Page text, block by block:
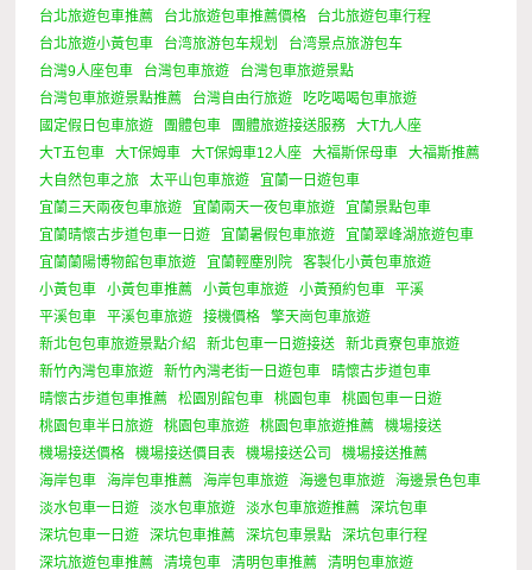
台北旅遊包車推薦
台北旅遊包車推薦價格
台北旅遊包車行程
台北旅遊小黃包車
台湾旅游包车规划
台湾景点旅游包车
台灣9人座包車
台灣包車旅遊
台灣包車旅遊景點
台灣包車旅遊景點推薦
台灣自由行旅遊
吃吃喝喝包車旅遊
國定假日包車旅遊
團體包車 團體旅遊接送服務
大T九人座
大T五包車
大T保姆車 大T保姆車12人座 大福斯保母車
大福斯推薦
大自然包車之旅
太平山包車旅遊
宜蘭一日遊包車
宜蘭三天兩夜包車旅遊
宜蘭兩天一夜包車旅遊
宜蘭景點包車
宜蘭晴懷古步道包車一日遊
宜蘭暑假包車旅遊
宜蘭翠峰湖旅遊包車
宜蘭蘭陽博物館包車旅遊
宜蘭輕塵別院
客製化小黃包車旅遊
小黃包車
小黃包車推薦 小黃包車旅遊 小黃預約包車
平溪
平溪包車
平溪包車旅遊 接機價格
擎天崗包車旅遊
新北包包車旅遊景點介紹
新北包車一日遊接送
新北貢寮包車旅遊
新竹內灣包車旅遊
新竹內灣老街一日遊包車
晴懷古步道包車
晴懷古步道包車推薦
松園別館包車 桃園包車
桃園包車一日遊
桃園包車半日旅遊
桃園包車旅遊 桃園包車旅遊推薦
機場接送
機場接送價格
機場接送價目表 機場接送公司
機場接送推薦
海岸包車
海岸包車推薦 海岸包車旅遊 海邊包車旅遊
海邊景色包車
淡水包車一日遊
淡水包車旅遊 淡水包車旅遊推薦
深坑包車
深坑包車一日遊
深坑包車推薦 深坑包車景點
深坑包車行程
深坑旅遊包車推薦
清境包車 清明包車推薦
清明包車旅遊